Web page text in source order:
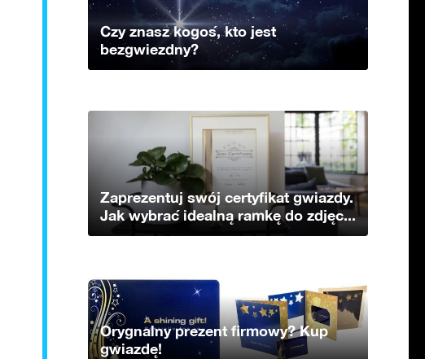
Czy znasz kogoś, kto jest
bezgwiezdny?
Zaprezentuj swój certyfikat gwiazdy.
Jak wybrać idealną ramkę do zdjęc...
Orygnalny prezent firmowy? Kup
gwiazdę!